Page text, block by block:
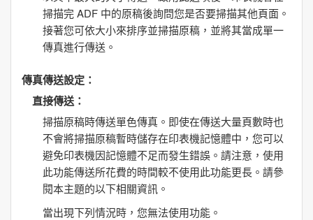
掃描完 ADF 中的原稿後詢問您是否要掃描其他頁面。
接著您可依大小來排序並掃描原稿，並將其當成單一
傳真進行傳送。
傳真傳送設定 ：
直接傳送 ：
掃描原稿時傳送單色傳真。即使在傳送大量頁數時也
不會將掃描原稿暫時儲存在印表機記憶體中，您可以
避免印表機因記憶體不足而發生錯誤。請注意，使用
此功能傳送所花費的時間較不使用此功能更長。請參
閱本主題的以下相關資訊。
當出現下列情況時，您無法使用功能。